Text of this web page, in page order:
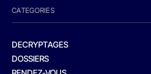
CATEGORIES
DECRYPTAGES
DOSSIERS